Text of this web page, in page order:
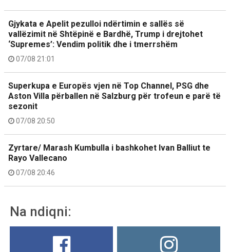
Gjykata e Apelit pezulloi ndërtimin e sallës së
vallëzimit në Shtëpinë e Bardhë, Trump i drejtohet
‘Supremes’: Vendim politik dhe i tmerrshëm
07/08 21:01
Superkupa e Europës vjen në Top Channel, PSG dhe
Aston Villa përballen në Salzburg për trofeun e parë të
sezonit
07/08 20:50
Zyrtare/ Marash Kumbulla i bashkohet Ivan Balliut te
Rayo Vallecano
07/08 20:46
Na ndiqni: